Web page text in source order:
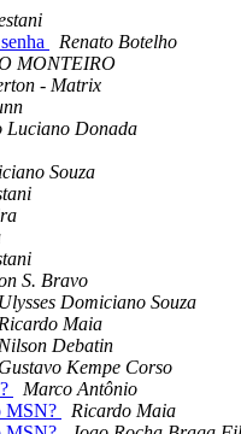
Renato Botelho
MONTEIRO
- Matrix
Luciano Donada
Souza
S. Bravo
Ulysses Domiciano Souza
Maia
Debatin
Gustavo Kempe Corso
Marco Antônio
MSN?
Ricardo Maia